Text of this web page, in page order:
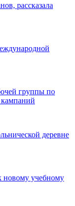
рассказала
группы по
деревне
новому учебному